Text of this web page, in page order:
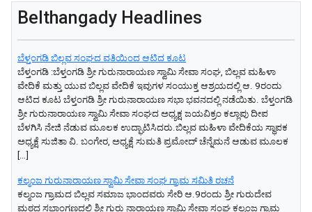
Belthangady Headlines
ಬೆಳ್ತಂಗಡಿ ಬಿಲ್ಲವ ಸಂಘದ ವತಿಯಿಂದ ಆಟಿದ ಕೂಟ
ಬೆಳ್ತಂಗಡಿ :ಬೆಳ್ತಂಗಡಿ ಶ್ರೀ ಗುರುನಾರಾಯಣ ಸ್ವಾಮಿ ಸೇವಾ ಸಂಘ, ಬಿಲ್ಲವ ಮಹಿಳಾ
ವೇದಿಕೆ ಮತ್ತು ಯುವ ಬಿಲ್ಲವ ವೇದಿಕೆ ಇವುಗಳ ಸಂಯುಕ್ತ ಆಶ್ರಯದಲ್ಲಿ ಆ. 9ರಂದು
ಆಟಿದ ಕೂಟ ಬೆಳ್ತಂಗಡಿ ಶ್ರೀ ಗುರುನಾರಾಯಣ ಸಭಾ ಭವನದಲ್ಲಿ ನಡೆಯಿತು. ಬೆಳ್ತಂಗಡಿ
ಶ್ರೀ ಗುರುನಾರಾಯಣ ಸ್ವಾಮಿ ಸೇವಾ ಸಂಘದ ಅಧ್ಯಕ್ಷ ಜಯವಿಕ್ರಂ ಕಲ್ಲಾಪು ದೀಪ
ಬೆಳಗಿಸಿ ನೇಜಿ ನೆಡುವ ಮೂಲಕ ಉದ್ಘಾಟಿಸಿದರು.ಬಿಲ್ಲವ ಮಹಿಳಾ ವೇದಿಕೆಯ ಸ್ಥಾಪಕ
ಅಧ್ಯಕ್ಷೆ ಸುಜಿತಾ ವಿ. ಬಂಗೇರ, ಅಧ್ಯಕ್ಷೆ ಸುಮತಿ ಪ್ರಮೋದ್ ಚೆನ್ನೆಮನೆ ಆಡುವ ಮೂಲಕ
[…]
ಕಲ್ಮಂಜ ಗುರುನಾರಾಯಣ ಸ್ವಾಮಿ ಸೇವಾ ಸಂಘ ಗ್ರಾಮ ಸಮಿತಿ ರಚನೆ
ಕಲ್ಮಂಜ ಗ್ರಾಮದ ಬಿಲ್ಲವ ಸಮಾಜ ಭಾಂದವರು ಸೇರಿ ಆ.9ರಂದು ಶ್ರೀ ಗುರುದೇವ
ಮಠದ ಸಭಾಂಗಣದಲ್ಲಿ ಶ್ರೀ ಗುರು ನಾರಾಯಣ ಸ್ವಾಮಿ ಸೇವಾ ಸಂಘ ಕಲ್ಮಂಜ ಗ್ರಾಮ